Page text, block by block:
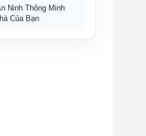
Ninh Thông Minh
Của Bạn